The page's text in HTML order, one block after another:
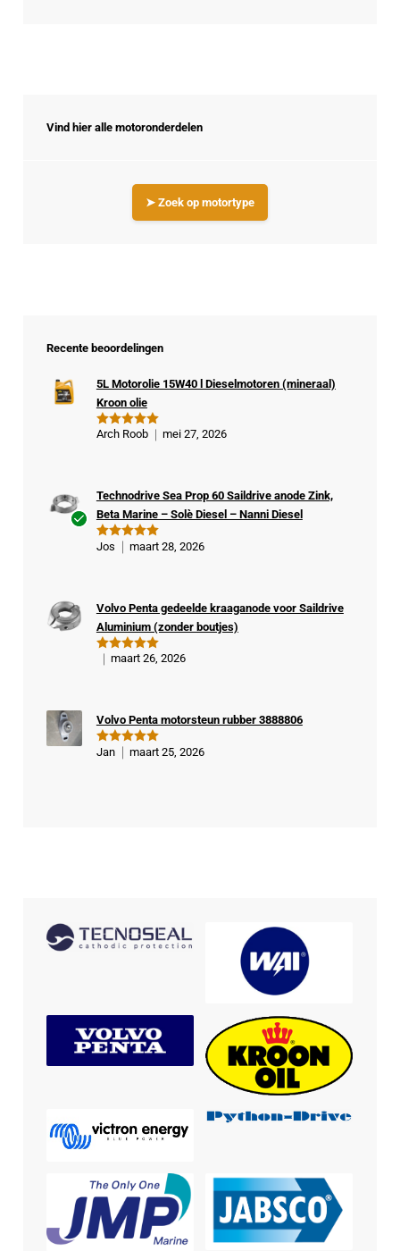
Vind hier alle motoronderdelen
➤ Zoek op motortype
Recente beoordelingen
Gewaardeer
5L Motorolie 15W40 l Dieselmotoren (mineraal)
Kroon olie
Arch Roob mei 27, 2026
kop
er
Gewaardeer
Technodrive Sea Prop 60 Saildrive anode Zink,
Beta Marine – Solè Diesel – Nanni Diesel
Jos maart 28, 2026
Gewaardeer
Volvo Penta gedeelde kraaganode voor Saildrive
Aluminium (zonder boutjes)
maart 26, 2026
Gewaardeer
Volvo Penta motorsteun rubber 3888806
Jan maart 25, 2026